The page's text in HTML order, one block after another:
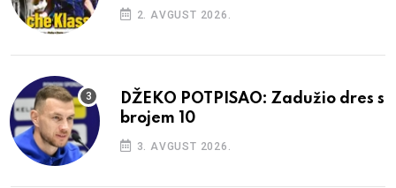
2. AVGUST 2026.
DŽEKO POTPISAO: Zadužio dres s
brojem 10
3. AVGUST 2026.